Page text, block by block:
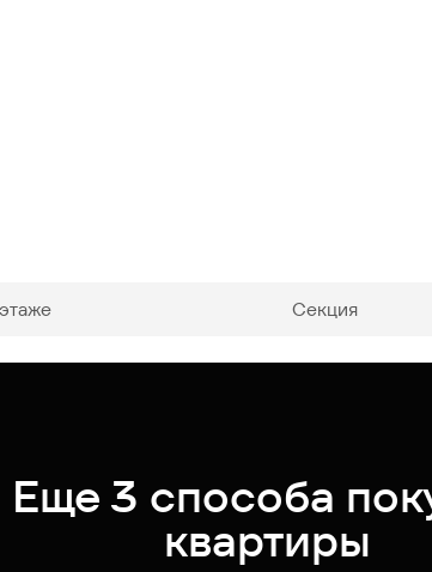
Секция
Еще 3 способа
квартиры